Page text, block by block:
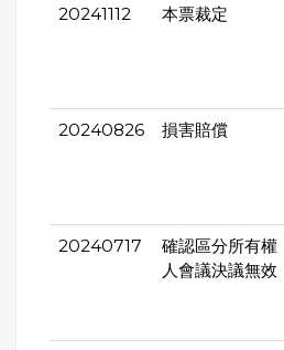
20241112 本票裁定
20240826 損害賠償
20240717
確認區分所有權
人會議決議無效